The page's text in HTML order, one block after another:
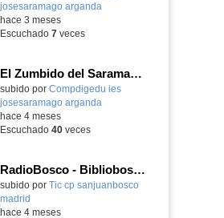
josesaramago arganda
hace 3 meses
Escuchado 7veces
El Zumbido del Saramago 3x21: Un café con tu profe: Conchi de la Fuente
subido por Compdigedu ies
josesaramago arganda
hace 4 meses
Escuchado 40veces
RadioBosco - Bibliobosco 1x19 - Como enseñar a tu cocodrilo a lavarse los dientes
Contenido educativo.
subido por Tic cp sanjuanbosco
madrid
hace 4 meses